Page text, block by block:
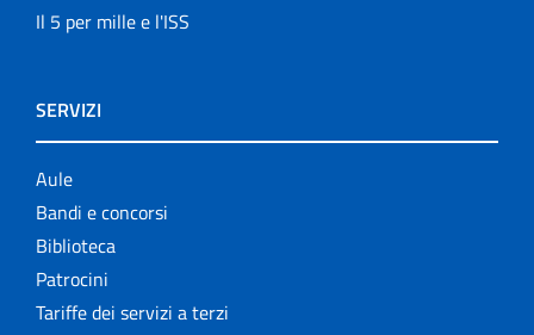
Il 5 per mille e l'ISS
SERVIZI
Aule
Bandi e concorsi
Biblioteca
Patrocini
Tariffe dei servizi a terzi